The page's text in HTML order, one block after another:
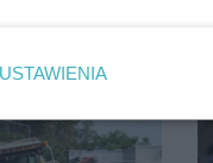
od
– czym
na tle
USTAWIENIA